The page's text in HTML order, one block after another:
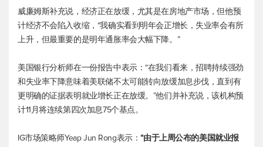
威廉姆斯补充说，经济正在放缓，尤其是在房地产市场，但他预
计经济不会陷入收缩，“我确实看到明年会正增长，失业率会有所
上升，但最重要的是明年通胀率会大幅下降。”
美国银行分析师在一份报告中表示：“在我们看来，招聘持续强劲
和失业率下降意味着美联储不太可能转向放缓加息步伐，直到有
更明确的证据表明就业增长正在放缓。”他们并补充说，该机构预
计11月将连续第四次加息75个基点。
IG市场策略师Yeap Jun Rong表示：“由于上周公布的美国就业报